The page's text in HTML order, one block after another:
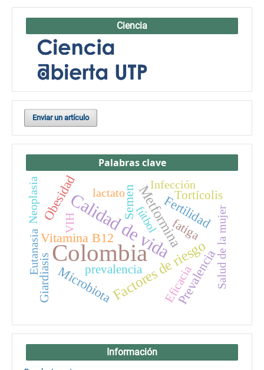
Ciencia
Enviar un artículo
Palabras clave
Colombia
Calidad de vida
Factores de riesgo
Metformina
Microbiota
Obesidad Semen Fertilidad
Prevalencia
Vitamina B12 fatiga
Giardiasis Eficacia
Tortícolis
prevalencia
VIH fútbol
lactato
Eutanasia
Neoplasia
Salud de la mujer
Infección
Información